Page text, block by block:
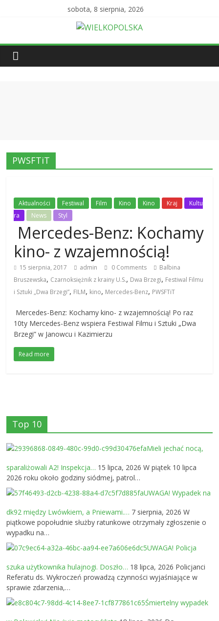
sobota, 8 sierpnia, 2026
PWSFTiT
Aktualności Festiwal Film Kino Kino Kraj
Kultu
ra
News Styl
Mercedes-Benz: Kochamy
kino- z wzajemnością!
15 sierpnia, 2017 admin 0 Comments
Balbina
Bruszewska, Czarnoksiężnik z krainy U.S., Dwa Brzegi, Festiwal Filmu
i Sztuki „Dwa Brzegi”, FILM, kino, Mercedes-Benz, PWSFTiT
Mercedes-Benz: Kochamy kino- z wzajemnością! Po raz
10ty Mercedes-Benz wspiera Festiwal Filmu i Sztuki „Dwa
Brzegi” w Janowcu i Kazimierzu
Read more
Top 10
Mieli jechać nocą,
sparaliżowali A2! Inspekcja… 15 lipca, 2026 W piątek 10 lipca
2026 roku około godziny siódmej, patrol…
UWAGA! Wypadek na
dk92 między Lwówkiem, a Pniewami.… 7 sierpnia, 2026 W
piątkowe popołudnie służby ratunkowe otrzymały zgłoszenie o
wypadku na…
UWAGA! Policja
szuka użytkownika hulajnogi. Doszło… 18 lipca, 2026 Policjanci
Referatu ds. Wykroczeń prowadzą czynności wyjaśniające w
sprawie zdarzenia,…
Śmiertelny wypadek